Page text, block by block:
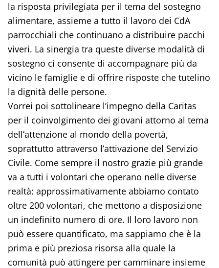
la risposta privilegiata per il tema del sostegno
alimentare, assieme a tutto il lavoro dei CdA
parrocchiali che continuano a distribuire pacchi
viveri. La sinergia tra queste diverse modalità di
sostegno ci consente di accompagnare più da
vicino le famiglie e di offrire risposte che tutelino
la dignità delle persone.
Vorrei poi sottolineare l’impegno della Caritas
per il coinvolgimento dei giovani attorno al tema
dell’attenzione al mondo della povertà,
soprattutto attraverso l’attivazione del Servizio
Civile. Come sempre il nostro grazie più grande
va a tutti i volontari che operano nelle diverse
realtà: approssimativamente abbiamo contato
oltre 200 volontari, che mettono a disposizione
un indefinito numero di ore. Il loro lavoro non
può essere quantificato, ma sappiamo che è la
prima e più preziosa risorsa alla quale la
comunità può attingere per camminare insieme